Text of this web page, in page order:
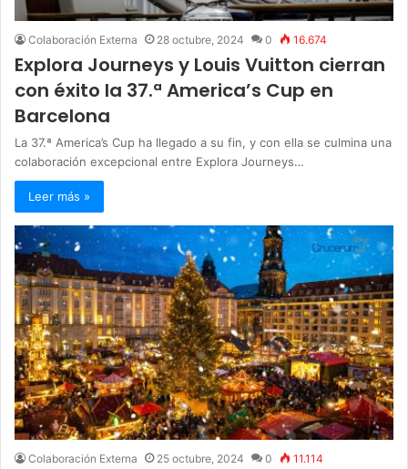
Colaboración Externa 28 octubre, 2024 0 16.674
Explora Journeys y Louis Vuitton cierran
con éxito la 37.ª America’s Cup en
Barcelona
La 37.ª America’s Cup ha llegado a su fin, y con ella se culmina una
colaboración excepcional entre Explora Journeys…
Leer más »
Colaboración Externa 25 octubre, 2024 0 11.114